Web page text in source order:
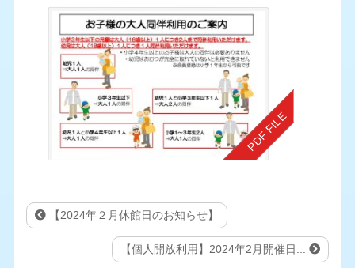
【2024年２月休館日のお知らせ】
【個人開放利用】2024年2月開催日...